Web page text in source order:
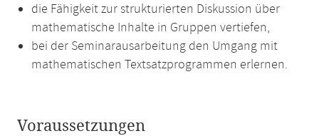
die Fähigkeit zur strukturierten Diskussion über
mathematische Inhalte in Gruppen vertiefen,
bei der Seminarausarbeitung den Umgang mit
mathematischen Textsatzprogrammen erlernen.
Voraussetzungen